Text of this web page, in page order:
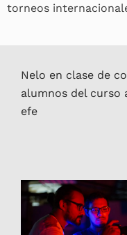
torneos
Nelo en clase de
alumnos del curso
efe